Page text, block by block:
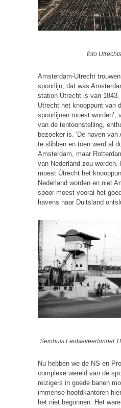
foto
Amsterdam-Utrecht
spoorlijn, dat was
station Utrecht is van 1843.
Utrecht het knooppunt van
spoorlijnen moest worden’,
van de tentoonstelling,
bezoeker is. 'De haven van
te slibben en toen werd al
Amsterdam, maar
van Nederland zou
moest Útrecht het
Nederland worden en niet
spoor moest vooral het
havens naar Duitsland
Seinhuis Leidseveertunnel
Nu hebben we de NS en
complexe wereld van de
reizigers in goede banen
immense hoofdkantoren
het niet begonnen. Het